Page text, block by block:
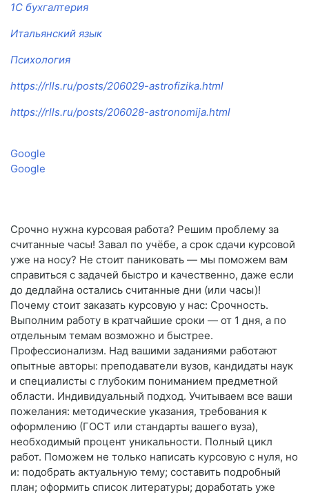
1C бухгалтерия
Итальянский язык
Психология
https://rlls.ru/posts/206029-astrofizika.html
https://rlls.ru/posts/206028-astronomija.html
Google
Google
Срочно нужна курсовая работа? Решим проблему за
считанные часы! Завал по учёбе, а срок сдачи курсовой
уже на носу? Не стоит паниковать — мы поможем вам
справиться с задачей быстро и качественно, даже если
до дедлайна остались считанные дни (или часы)!
Почему стоит заказать курсовую у нас: Срочность.
Выполним работу в кратчайшие сроки — от 1 дня, а по
отдельным темам возможно и быстрее.
Профессионализм. Над вашими заданиями работают
опытные авторы: преподаватели вузов, кандидаты наук
и специалисты с глубоким пониманием предметной
области. Индивидуальный подход. Учитываем все ваши
пожелания: методические указания, требования к
оформлению (ГОСТ или стандарты вашего вуза),
необходимый процент уникальности. Полный цикл
работ. Поможем не только написать курсовую с нуля, но
и: подобрать актуальную тему; составить подробный
план; оформить список литературы; доработать уже